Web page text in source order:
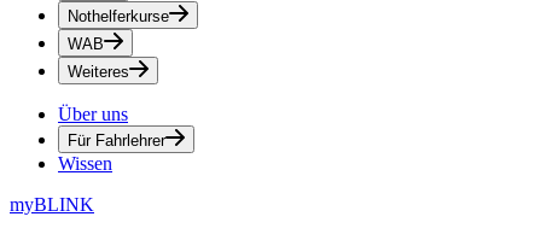
Nothelferkurse
WAB
Weiteres
Über uns
Für Fahrlehrer
Wissen
myBLINK